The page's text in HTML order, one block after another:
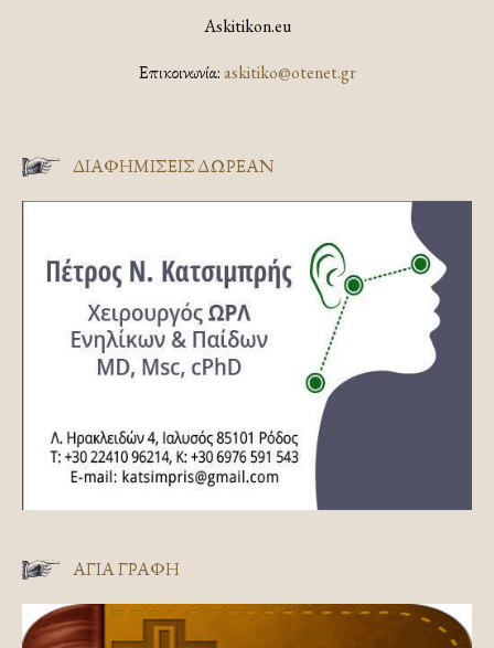
Askitikon.eu
Επικοινωνία:askitiko@otenet.gr
ΔΙΑΦΗΜΊΣΕΙΣ ΔΩΡΕΆΝ
ΑΓΊΑ ΓΡΑΦΉ